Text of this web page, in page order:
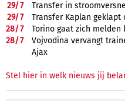
29/7
Transfer in
29/7
Transfer Kaplan geklapt
28/7
Torino gaat zich melden
28/7
Vojvodina vervangt
Ajax
Stel hier in welk nieuws jij